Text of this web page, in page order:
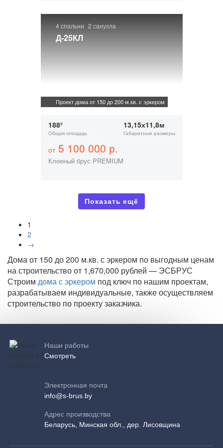
4 спальни 2 санузла
Д-25КЛ
Проект дома от 150 до 200 м.кв. с эркером
188²
Общая площадь
13,15х11,8м
Габаритные размеры
от5 100 000 р.
Клееный брус PREMIUM
Показать ещё
1
2
→
Дома от 150 до 200 м.кв. с эркером по выгодным ценам
на строительство от 1,670,000 рублей — ЭСБРУС
Строим дома с эркером под ключ по нашим проектам,
разрабатываем индивидуальные, также осуществляем
строительство по проекту заказчика.
Наши работы
Смотреть
Электронная почта
info@s-brus.by
Адрес производства
Беларусь, Минская обл., дер. Лисовщина